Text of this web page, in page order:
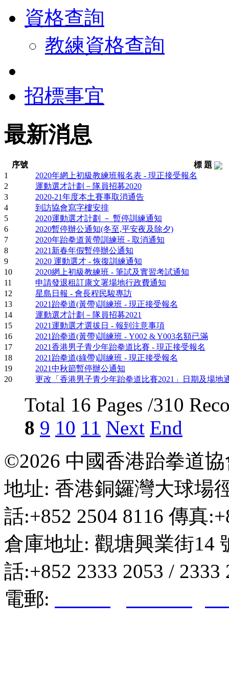
資格查詢
教練資格查詢
招標事宜
最新消息
序號
標 題
1
2020年網上初級教練班報名表 - 現正接受報名
2
運動選才計劃－隊員招募2020
3
2020-21年度本土賽事取消通告
4
到訪協會寫字樓安排
5
2020運動選才計劃 － 暫停訓練通知
6
2020暫停辦公通知(冬至,平安夜及除夕)
7
2020年跆拳道黃帶訓練班 - 取消通知
8
2021新春年假暫停辦公通知
9
2020 運動選才 - 恢復訓練通知
10
2020網上初級教練班 - 筆試及實習考試通知
11
申請發退租訂康文署場地行政費通知
12
星島日報 - 會長程民駿專訪
13
2021跆拳道(黃帶)訓練班 - 現正接受報名
14
運動選才計劃－隊員招募2021
15
2021運動選才選拔日 - 報到注意事項
16
2021跆拳道(黃帶)訓練班 - Y002 & Y003名額已滿
17
2021香港男子青少年跆拳道比賽 - 現正接受報名
18
2021跆拳道(綠帶)訓練班 - 現正接受報名
19
2021中秋節暫停辦公通知
20
更改「香港男子青少年跆拳道比賽2021」日期及場地
Total 16 Pages /310
8 9 10 11 Next End
©2026 中國香港跆拳道
地址: 香港銅鑼灣大球場
話:+852 2504 8116 傳真
倉庫地址: 觀塘興業街14
話:+852 2333 2053 /
電郵: